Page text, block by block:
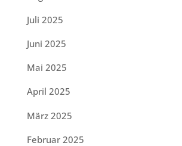
Juli 2025
Juni 2025
Mai 2025
April 2025
März 2025
Februar 2025